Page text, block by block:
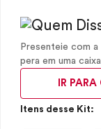
Presenteie com
pera em uma
IR
Itens desse Kit: